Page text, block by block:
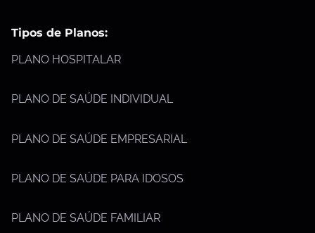
Tipos de Planos:
PLANO HOSPITALAR
PLANO DE SAÚDE INDIVIDUAL
PLANO DE SAÚDE EMPRESARIAL
PLANO DE SAÚDE PARA IDOSOS
PLANO DE SAÚDE FAMILIAR